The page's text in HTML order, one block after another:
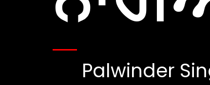
Palwinder